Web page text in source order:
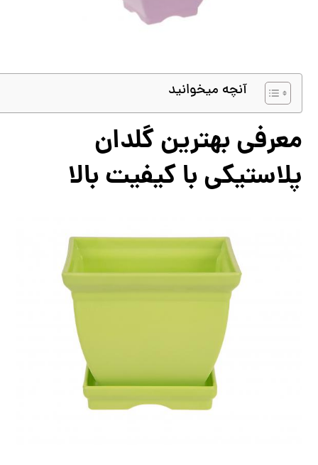
آنچه میخوانید
معرفی بهترین گلدان
پلاستیکی با کیفیت بالا